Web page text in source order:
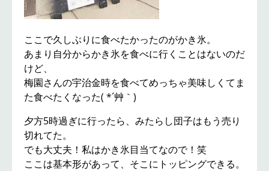
ここで久しぶりに食べたかったのがかき氷。
あまり自分からかき氷を食べに行くことはないのだ
けど、
梅園さんの宇治金時を食べてめっちゃ美味しくてま
た食べたくなった( *´艸｀)
夕方5時過ぎに行ったら、みたらし団子はもう売り
切れてた。
でも大丈夫！私はかき氷目当てなので！笑
ここは基本形があって、そこにトッピングできる。